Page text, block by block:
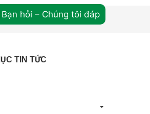
Bạn hỏi – Chúng tôi đáp
TIN TỨC